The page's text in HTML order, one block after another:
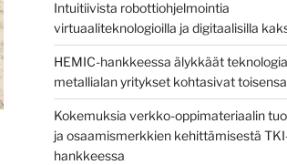
Intuitiivista robottiohjelmointia
virtuaaliteknologioilla ja digitaalisilla
HEMIC-hankkeessa älykkäät
metallialan yritykset kohtasivat toisensa
Kokemuksia verkko-oppimateriaalin
ja osaamismerkkien kehittämisestä
hankkeessa